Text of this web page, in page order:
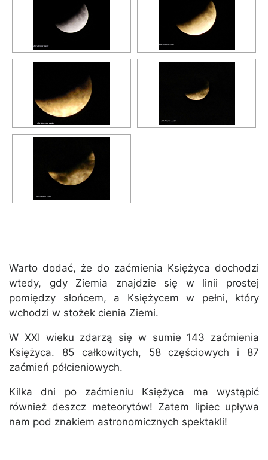
Warto dodać, że do zaćmienia Księżyca dochodzi
wtedy, gdy Ziemia znajdzie się w linii prostej
pomiędzy słońcem, a Księżycem w pełni, który
wchodzi w stożek cienia Ziemi.
W XXI wieku zdarzą się w sumie 143 zaćmienia
Księżyca. 85 całkowitych, 58 częściowych i 87
zaćmień półcieniowych.
Kilka dni po zaćmieniu Księżyca ma wystąpić
również deszcz meteorytów! Zatem lipiec upływa
nam pod znakiem astronomicznych spektakli!